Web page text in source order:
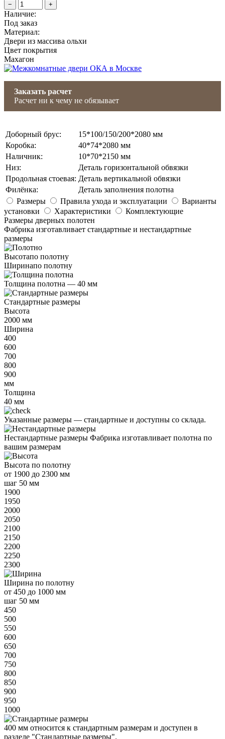
−
+
Наличие:
Под заказ
Материал:
Двери из массива ольхи
Цвет покрытия
Махагон
Заказать расчет
Расчет ни к чему не обязывает
Доборный брус:
15*100/150/200*2080 мм
Коробка:
40*74*2080 мм
Наличник:
10*70*2150 мм
Низ:
Деталь горизонтальной обвязки
Продольная стоевая: Деталь вертикальной обвязки
Филёнка:
Деталь заполнения полотна
Размеры
Правила ухода и эксплуатации
Варианты
установки
Характеристики
Комплектующие
Размеры дверных полотен
Фабрика изготавливает стандартные и нестандартные
размеры
Высотапо полотну
Ширинапо полотну
Толщина полотна — 40 мм
Стандартные размеры
Высота
2000 мм
Ширина
400
600
700
800
900
мм
Толщина
40 мм
Указанные размеры — стандартные и доступны со склада.
Нестандартные размеры Фабрика изготавливает полотна по
вашим размерам
Высота по полотну
от 1900 до 2300 мм
шаг 50 мм
1900
1950
2000
2050
2100
2150
2200
2250
2300
Ширина по полотну
от 450 до 1000 мм
шаг 50 мм
450
500
550
600
650
700
750
800
850
900
950
1000
400 мм относится к стандартным размерам и доступен в
разделе "Стандартные размеры".